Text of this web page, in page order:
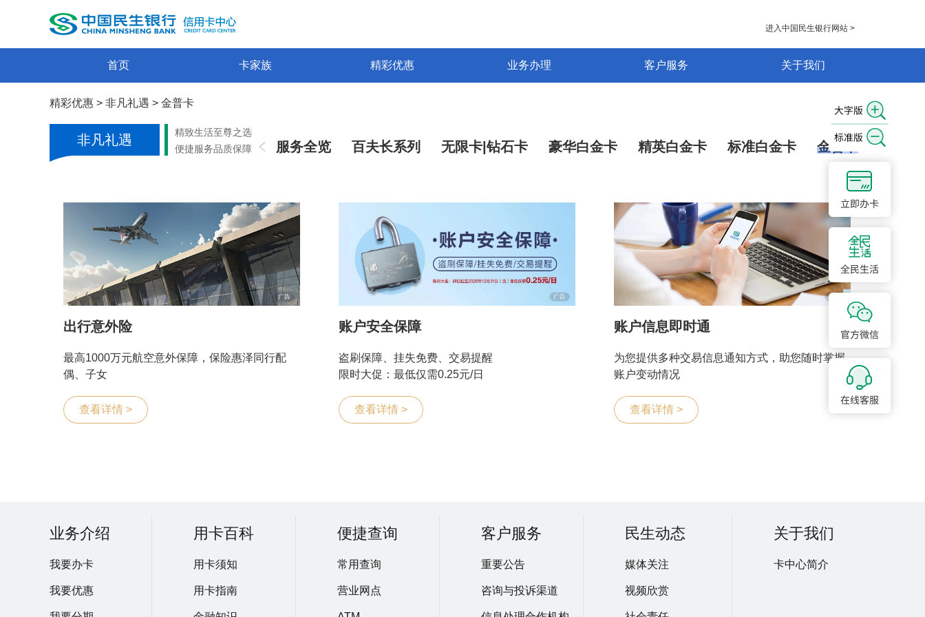
进入中国民生银行网站 >
首页 卡家族 精彩优惠 业务办理 客户服务 关于我们
精彩优惠 > 非凡礼遇 > 金普卡
非凡礼遇
精致生活至尊之选
便捷服务品质保障
服务全览 百夫长系列 无限卡|钻石卡 豪华白金卡 精英白金卡 标准白金卡 金普卡
出行意外险
最高1000万元航空意外保障，保险惠泽同行配
偶、子女
查看详情 >
账户安全保障
盗刷保障、挂失免费、交易提醒
限时大促：最低仅需0.25元/日
查看详情 >
账户信息即时通
为您提供多种交易信息通知方式，助您随时掌握
账户变动情况
查看详情 >
业务介绍
我要办卡
我要优惠
用卡百科
用卡须知
用卡指南
便捷查询
常用查询
营业网点
客户服务
重要公告
咨询与投诉渠道
民生动态
媒体关注
视频欣赏
关于我们
卡中心简介